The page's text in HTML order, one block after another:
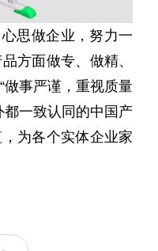
思做企业，努力一
方面做专、做精、
做事严谨，重视质量
都一致认同的中国产
为各个实体企业家